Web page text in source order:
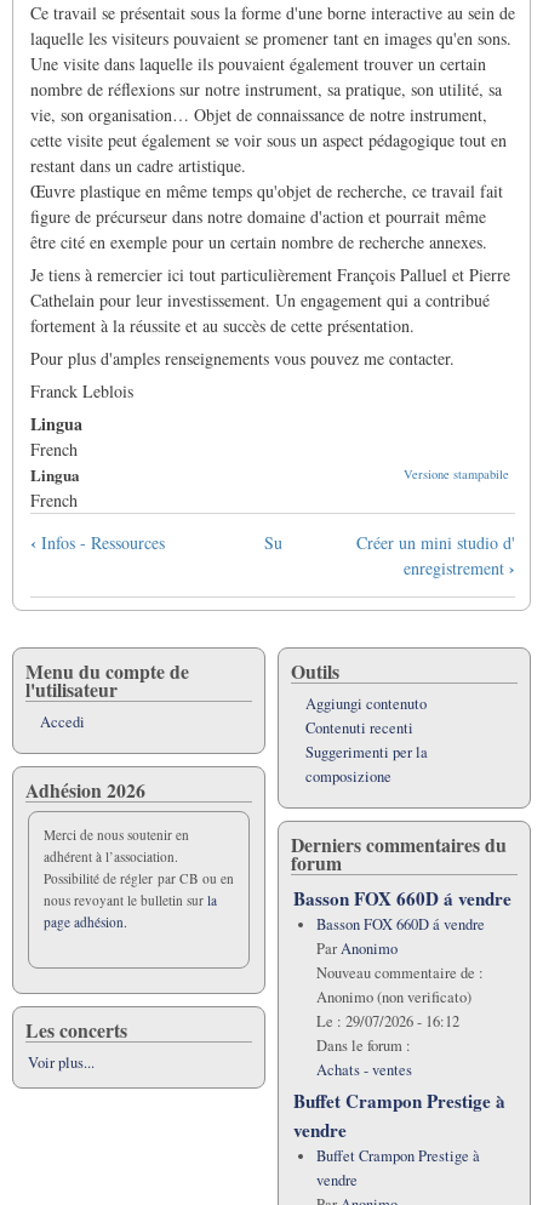
Ce travail se présentait sous la forme d'une borne interactive au sein de
laquelle les visiteurs pouvaient se promener tant en images qu'en sons.
Une visite dans laquelle ils pouvaient également trouver un certain
nombre de réflexions sur notre instrument, sa pratique, son utilité, sa
vie, son organisation… Objet de connaissance de notre instrument,
cette visite peut également se voir sous un aspect pédagogique tout en
restant dans un cadre artistique.
Œuvre plastique en même temps qu'objet de recherche, ce travail fait
figure de précurseur dans notre domaine d'action et pourrait même
être cité en exemple pour un certain nombre de recherche annexes.
Je tiens à remercier ici tout particulièrement François Palluel et Pierre
Cathelain pour leur investissement. Un engagement qui a contribué
fortement à la réussite et au succès de cette présentation.
Pour plus d'amples renseignements vous pouvez me contacter.
Franck Leblois
Lingua
French
Versione stampabile
Lingua
French
Link
attraversamento
del
book
per
Cartographie
du
Basson
‹ Infos - Ressources Su
Créer un mini studio d'
enregistrement ›
Menu du compte de
l'utilisateur
Accedi
Adhésion 2026
Merci de nous soutenir en
adhérent à l’association.
Possibilité de régler par CB ou en
nous revoyant le bulletin sur la
page adhésion.
Les concerts
Voir plus...
Outils
Aggiungi contenuto
Contenuti recenti
Suggerimenti per la
composizione
Derniers commentaires du
forum
Basson FOX 660D á vendre
Basson FOX 660D á vendre
ParAnonimo
Nouveau commentaire de :
Anonimo (non verificato)
Le : 29/07/2026 - 16:12
Dans le forum :
Achats - ventes
Buffet Crampon Prestige à
vendre
Buffet Crampon Prestige à
vendre